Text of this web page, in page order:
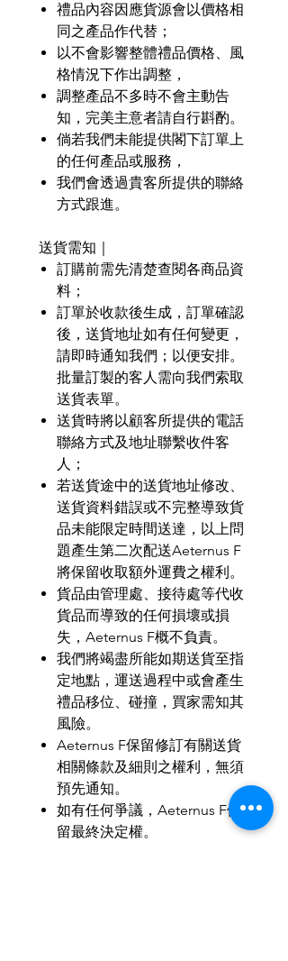
禮品內容因應貨源會以價格相
同之產品作代替；
以不會影響整體禮品價格、風
格情況下作出調整，
調整產品不多時不會主動告
知，完美主意者請自行斟酌。
倘若我們未能提供閣下訂單上
的任何產品或服務，
我們會透過貴客所提供的聯絡
方式跟進。
送貨需知｜
訂購前需先清楚查閱各商品資
料；
訂單於收款後生成，訂單確認
後，送貨地址如有任何變更，
請即時通知我們；以便安排。
批量訂製的客人需向我們索取
送貨表單。
送貨時將以顧客所提供的電話
聯絡方式及地址聯繫收件客
人；
若送貨途中的送貨地址修改、
送貨資料錯誤或不完整導致貨
品未能限定時間送達，以上問
題產生第二次配送Aeternus F
將保留收取額外運費之權利。
貨品由管理處、接待處等代收
貨品而導致的任何損壞或損
失， Aeternus F概不負責。
我們將竭盡所能如期送貨至指
定地點，運送過程中或會產生
禮品移位、碰撞，買家需知其
風險。
Aeternus F保留修訂有關送貨
相關條款及細則之權利，無須
預先通知。
如有任何爭議， Aeternus F保
留最終決定權。